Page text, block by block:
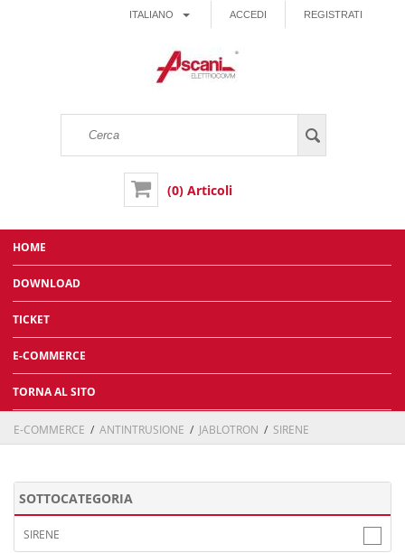
ACCEDI REGISTRATI
ITALIANO
(0) Articoli
HOME
DOWNLOAD
TICKET
E-COMMERCE
TORNA AL SITO
E-COMMERCE / ANTINTRUSIONE / JABLOTRON / SIRENE
SOTTOCATEGORIA
SIRENE